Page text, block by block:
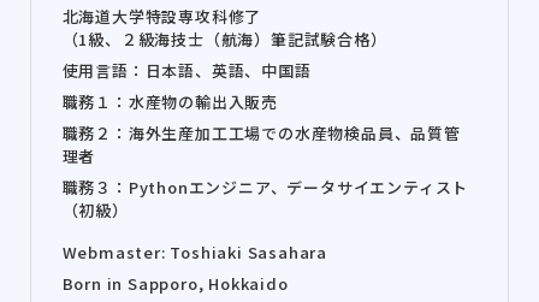
北海道大学特設専攻科修了
（1級、２級海技士（航海）筆記試験合格）
使用言語：日本語、英語、中国語
職務１：水産物の輸出入販売
職務２：海外生産加工工場での水産物検品員、品質管
理者
職務３：Pythonエンジニア、データサイエンティスト
（初級）
Webmaster: Toshiaki Sasahara
Born in Sapporo, Hokkaido